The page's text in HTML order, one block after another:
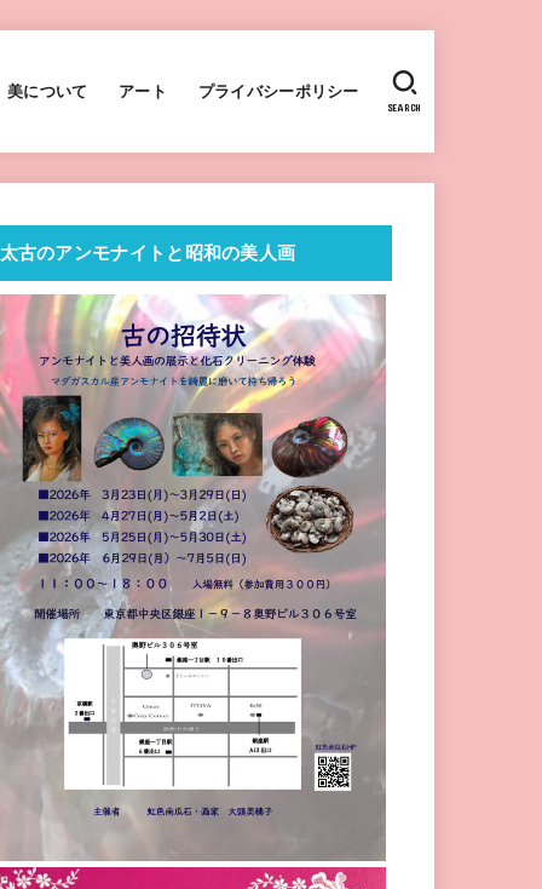
美について アート プライバシーポリシー
SEARCH
太古のアンモナイトと昭和の美人画